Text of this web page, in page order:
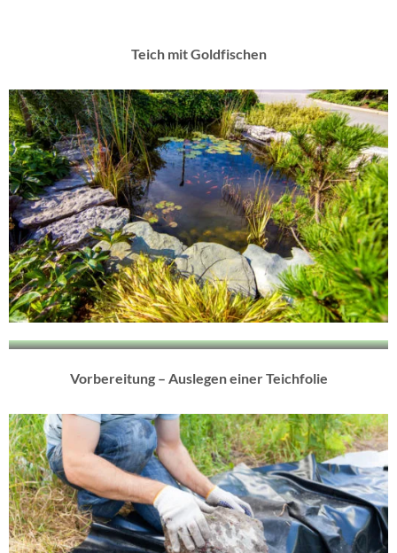
Teich mit Goldfischen
Vorbereitung – Auslegen einer Teichfolie